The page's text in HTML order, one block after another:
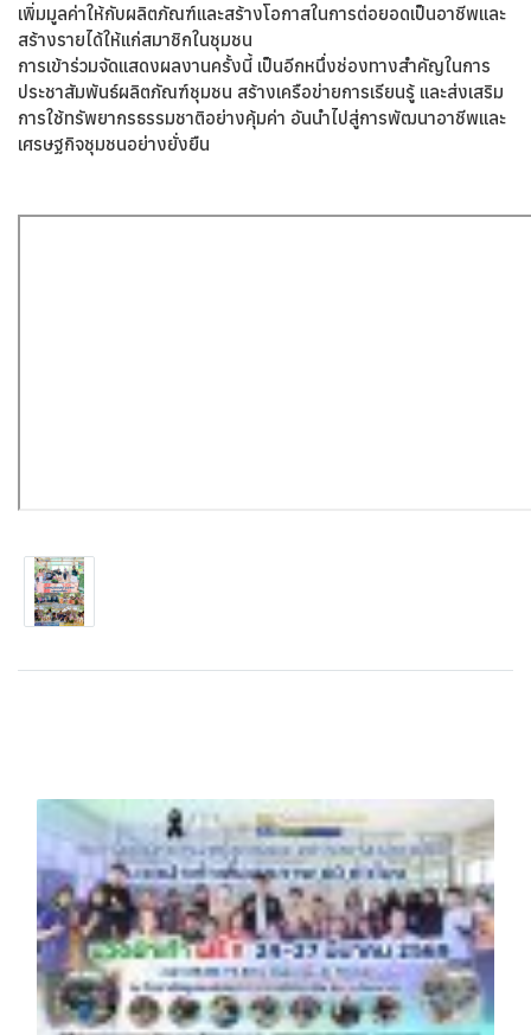
เพิ่มมูลค่าให้กับผลิตภัณฑ์และสร้างโอกาสในการต่อยอดเป็นอาชีพและ
สร้างรายได้ให้แก่สมาชิกในชุมชน
การเข้าร่วมจัดแสดงผลงานครั้งนี้ เป็นอีกหนึ่งช่องทางสำคัญในการ
ประชาสัมพันธ์ผลิตภัณฑ์ชุมชน สร้างเครือข่ายการเรียนรู้ และส่งเสริม
การใช้ทรัพยากรธรรมชาติอย่างคุ้มค่า อันนำไปสู่การพัฒนาอาชีพและ
เศรษฐกิจชุมชนอย่างยั่งยืน